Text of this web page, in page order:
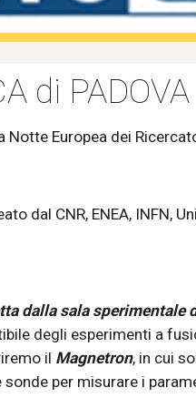
di PADOVA
Notte Europea dei R
dal CNR, ENEA, INFN,
dalla sala sperimentale
degli esperimenti a
il Magnetron, in cui
sonde per misurare i